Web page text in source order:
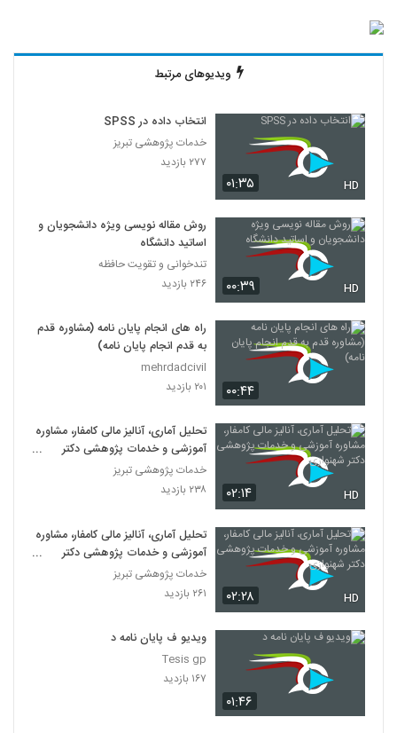
ویدیوهای مرتبط
۰۱:۳۵ HD
انتخاب داده در SPSS
خدمات پژوهشی تبریز
۲۷۷ بازدید
۰۰:۳۹ HD
روش مقاله نویسی ویژه دانشجویان و
اساتید دانشگاه
تندخوانی و تقویت حافظه
۲۴۶ بازدید
۰۰:۴۴
راه های انجام پایان نامه (مشاوره قدم
به قدم انجام پایان نامه)
mehrdadcivil
۲۰۱ بازدید
۰۲:۱۴ HD
تحلیل آماری، آنالیز مالی کامفار، مشاوره
آموزشی و خدمات پژوهشی دکتر
شهنوازی
خدمات پژوهشی تبریز
۲۳۸ بازدید
۰۲:۲۸ HD
تحلیل آماری، آنالیز مالی کامفار، مشاوره
آموزشی و خدمات پژوهشی دکتر
شهنوازی
خدمات پژوهشی تبریز
۲۶۱ بازدید
۰۱:۴۶
ویدیو ف پایان نامه د
Tesis gp
۱۶۷ بازدید